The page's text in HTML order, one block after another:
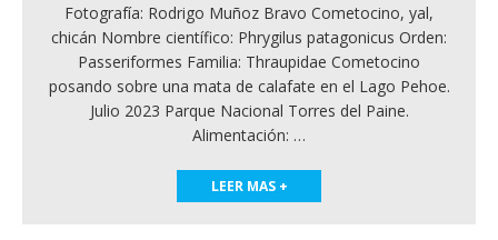
Fotografía: Rodrigo Muñoz Bravo Cometocino, yal,
chicán Nombre científico: Phrygilus patagonicus Orden:
Passeriformes Familia: Thraupidae Cometocino
posando sobre una mata de calafate en el Lago Pehoe.
Julio 2023 Parque Nacional Torres del Paine.
Alimentación: …
LEER MAS +